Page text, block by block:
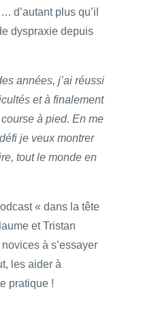
d’autant plus qu’il
dyspraxie depuis
années, j’ai réussi
et à finalement
à pied. En me
je veux montrer
tout le monde en
« dans la tête
et Tristan
à s’essayer
les aider à
pratique !